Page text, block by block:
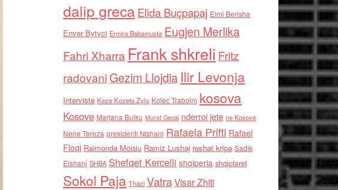
dalip grecaElida Buçpapaj Elmi Berisha
Enver Bytyci Ermira Babamusta Eugjen Merlika
Fahri Xharra Frank shkreli Fritz
radovaniGezim Llojdia Ilir Levonja
Interviste Keze Kozeta Zylo Kolec Traboini kosova
Kosove Marjana Bulku Murat Gecaj nderroi jete ne Kosove
Nene Tereza presidenti Nishani Rafaela Prifti Rafael
Floqi Raimonda Moisiu Ramiz Lushaj reshat kripa Sadik
Elshani SHBA Shefqet Kercelli shqiperia shqiptaret
Sokol Paja Thaci VatraVisar Zhiti